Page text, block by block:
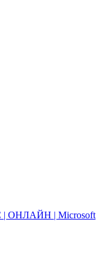
| ОНЛАЙН | Microsoft